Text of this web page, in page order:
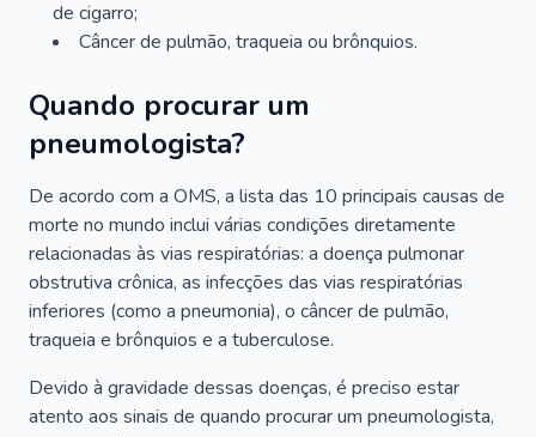
de cigarro;
Câncer de pulmão, traqueia ou brônquios.
Quando procurar um
pneumologista?
De acordo com a OMS, a lista das 10 principais causas de
morte no mundo inclui várias condições diretamente
relacionadas às vias respiratórias: a doença pulmonar
obstrutiva crônica, as infecções das vias respiratórias
inferiores (como a pneumonia), o câncer de pulmão,
traqueia e brônquios e a tuberculose.
Devido à gravidade dessas doenças, é preciso estar
atento aos sinais de quando procurar um pneumologista,